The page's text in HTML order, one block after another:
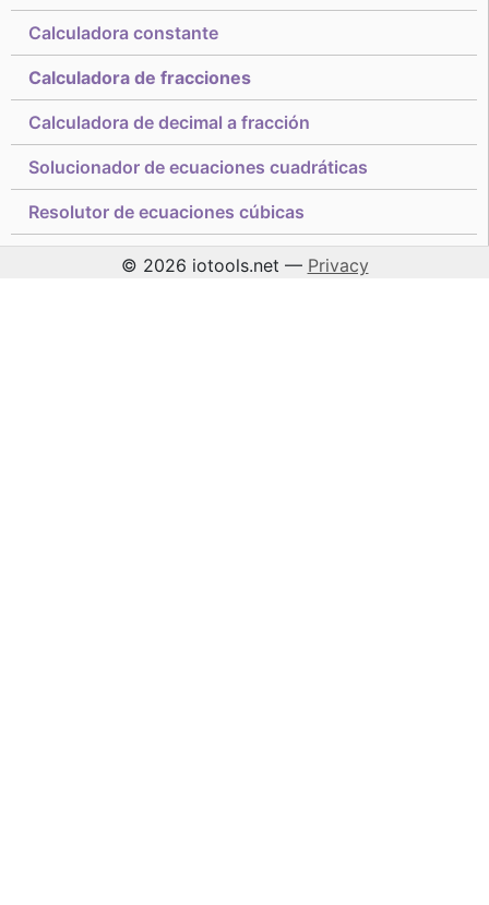
Calculadora constante
Calculadora de fracciones
Calculadora de decimal a fracción
Solucionador de ecuaciones cuadráticas
Resolutor de ecuaciones cúbicas
© 2026 iotools.net — Privacy